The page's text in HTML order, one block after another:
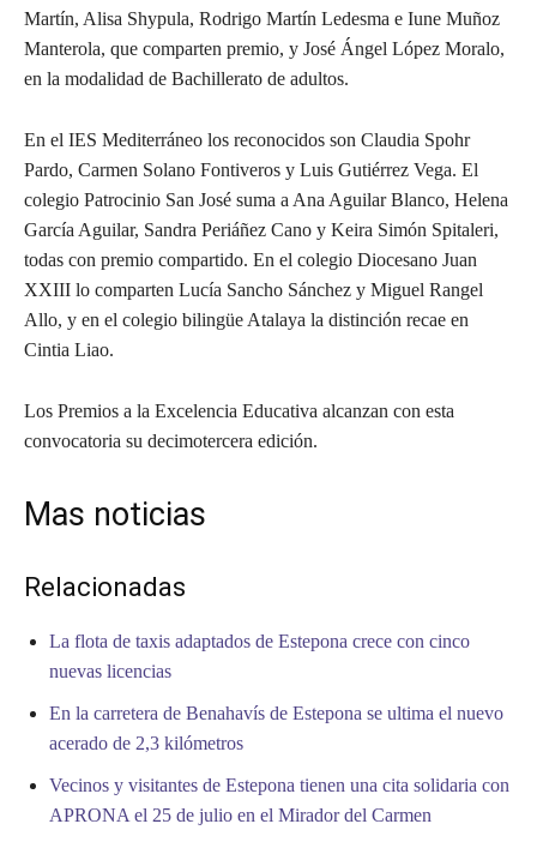
Martín, Alisa Shypula, Rodrigo Martín Ledesma e Iune Muñoz
Manterola, que comparten premio, y José Ángel López Moralo,
en la modalidad de Bachillerato de adultos.
En el IES Mediterráneo los reconocidos son Claudia Spohr
Pardo, Carmen Solano Fontiveros y Luis Gutiérrez Vega. El
colegio Patrocinio San José suma a Ana Aguilar Blanco, Helena
García Aguilar, Sandra Periáñez Cano y Keira Simón Spitaleri,
todas con premio compartido. En el colegio Diocesano Juan
XXIII lo comparten Lucía Sancho Sánchez y Miguel Rangel
Allo, y en el colegio bilingüe Atalaya la distinción recae en
Cintia Liao.
Los Premios a la Excelencia Educativa alcanzan con esta
convocatoria su decimotercera edición.
Mas noticias
Relacionadas
La flota de taxis adaptados de Estepona crece con cinco
nuevas licencias
En la carretera de Benahavís de Estepona se ultima el nuevo
acerado de 2,3 kilómetros
Vecinos y visitantes de Estepona tienen una cita solidaria con
APRONA el 25 de julio en el Mirador del Carmen